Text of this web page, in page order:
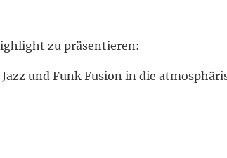
zu präsentieren:
und Funk Fusion in die